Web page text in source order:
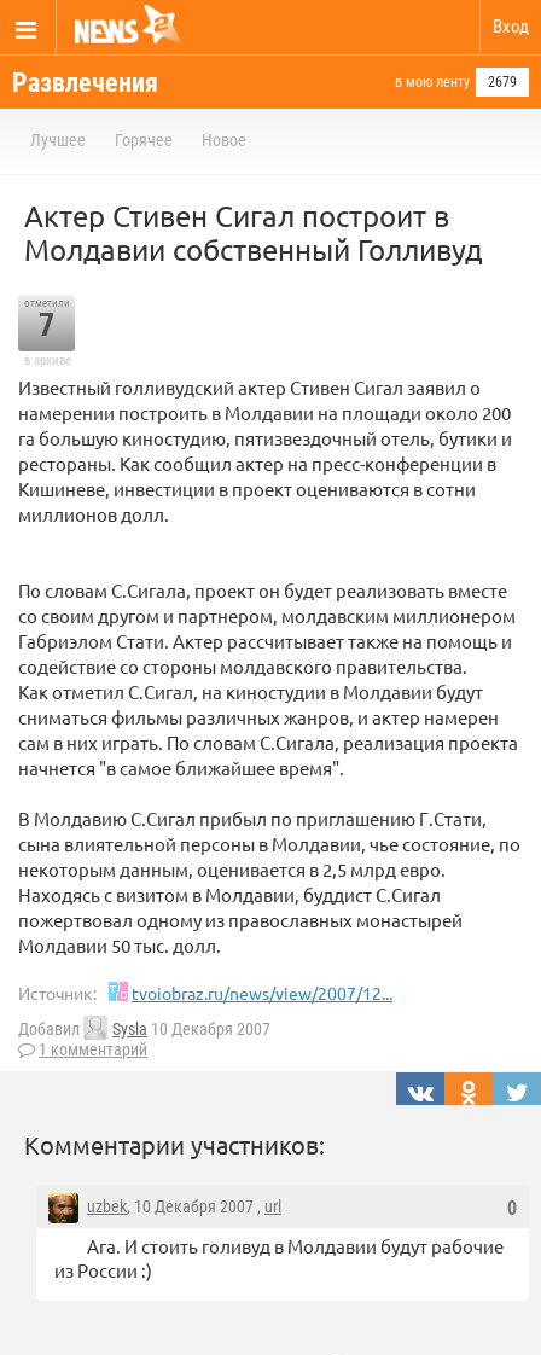
Вход
Развлечения в мою ленту 2679
Лучшее Горячее Новое
Актер Стивен Сигал построит в
Молдавии собственный Голливуд
отметили
7
в архиве
Известный голливудский актер Стивен Сигал заявил о
намерении построить в Молдавии на площади около 200
га большую киностудию, пятизвездочный отель, бутики и
рестораны. Как сообщил актер на пресс-конференции в
Кишиневе, инвестиции в проект оцениваются в сотни
миллионов долл.
По словам С.Сигала, проект он будет реализовать вместе
со своим другом и партнером, молдавским миллионером
Габриэлом Стати. Актер рассчитывает также на помощь и
содействие со стороны молдавского правительства.
Как отметил С.Сигал, на киностудии в Молдавии будут
сниматься фильмы различных жанров, и актер намерен
сам в них играть. По словам С.Сигала, реализация проекта
начнется "в самое ближайшее время".
В Молдавию С.Сигал прибыл по приглашению Г.Стати,
сына влиятельной персоны в Молдавии, чье состояние, по
некоторым данным, оценивается в 2,5 млрд евро.
Находясь с визитом в Молдавии, буддист С.Сигал
пожертвовал одному из православных монастырей
Молдавии 50 тыс. долл.
Источник: tvoiobraz.ru/news/view/2007/12...
Добавил Sysla 10 Декабря 2007
1 комментарий
Комментарии участников:
0
uzbek, 10 Декабря 2007 , url
Ага. И стоить голивуд в Молдавии будут рабочие
из России :)